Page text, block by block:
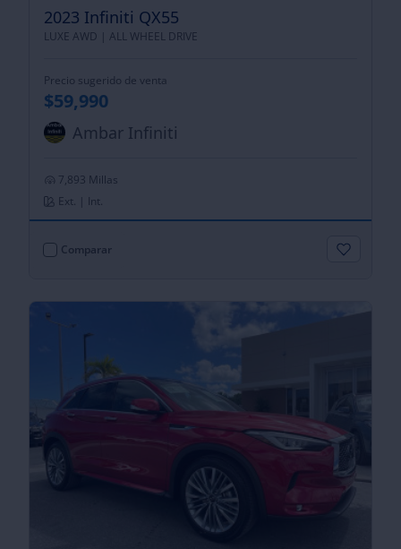
2023 Infiniti QX55
LUXE AWD | ALL WHEEL DRIVE
Precio sugerido de venta
$59,990
Ambar Infiniti
7,893 Millas
Ext. | Int.
Comparar